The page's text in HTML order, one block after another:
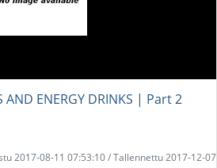
AND ENERGY DRINKS | Part 2
2017-08-11 07:53:10 / Tallennettu 2017-12-07